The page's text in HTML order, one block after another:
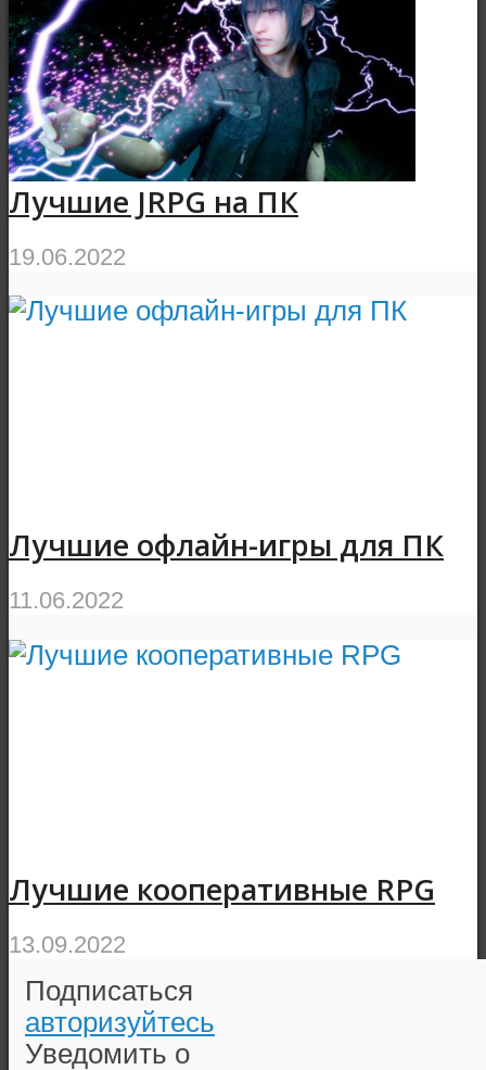
Лучшие JRPG на ПК
19.06.2022
Лучшие офлайн-игры для ПК
11.06.2022
Лучшие кооперативные RPG
13.09.2022
Подписаться
авторизуйтесь
Уведомить о